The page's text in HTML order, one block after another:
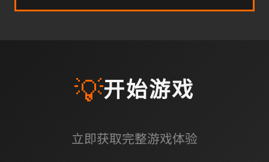
💡开始游戏
立即获取完整游戏体验